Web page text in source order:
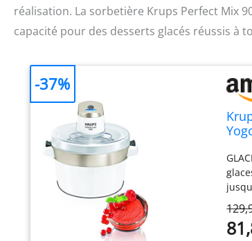
réalisation. La sorbetière Krups Perfect Mix
capacité pour des desserts glacés réussis à
-37%